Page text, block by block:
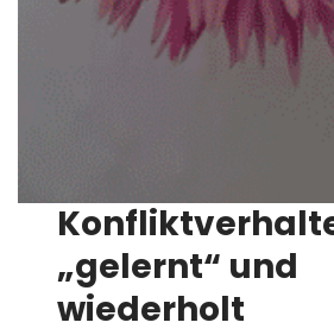
„gelernt“ und
wiederholt